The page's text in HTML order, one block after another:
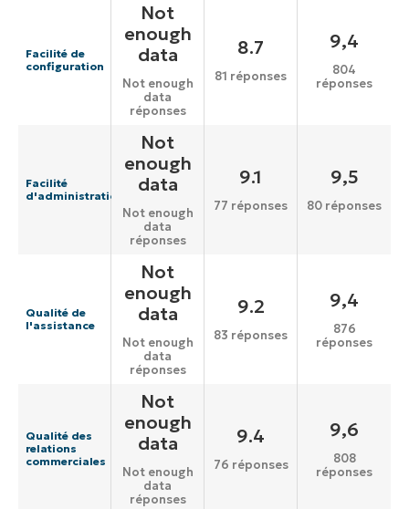
Facilité de
configuration
Not
enough
data
Not enough
data
réponses
8.7
81 réponses
9,4
804
réponses
Facilité
d'administration
Not
enough
data
Not enough
data
réponses
9.1
77 réponses
9,5
80 réponses
Qualité de
l'assistance
Not
enough
data
Not enough
data
réponses
9.2
83 réponses
9,4
876
réponses
Qualité des
relations
commerciales
Not
enough
data
Not enough
data
réponses
9.4
76 réponses
9,6
808
réponses